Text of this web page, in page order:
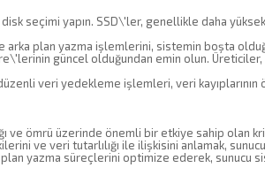
seçimi yapın. SSD\'ler, genellikle daha
arka plan yazma işlemlerini, sistemin boşta
güncel olduğundan emin olun. Üreticiler,
veri yedekleme işlemleri, veri kayıplarının
ve ömrü üzerinde önemli bir etkiye sahip olan
ve veri tutarlılığı ile ilişkisini anlamak,
plan yazma süreçlerini optimize ederek, sunucu